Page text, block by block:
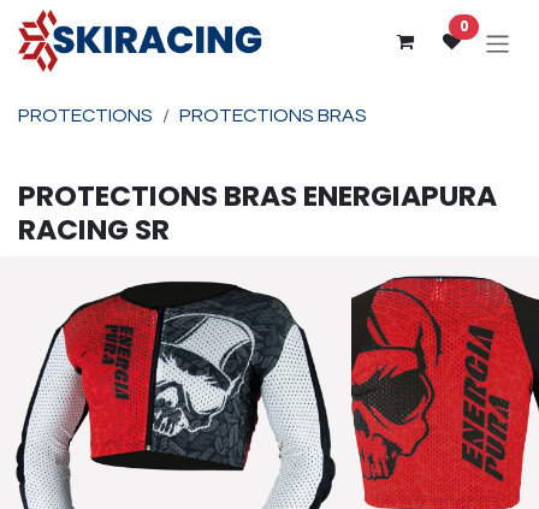
Se rendre au contenu
0
PROTECTIONS PROTECTIONS BRAS
PROTECTIONS BRAS ENERGIAPURA
RACING SR